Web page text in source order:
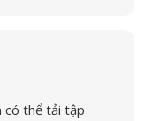
có thể tải tập